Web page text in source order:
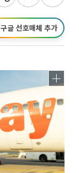
구글 선호매체 추가